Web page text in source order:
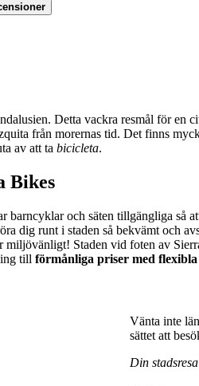
Detta vackra resmål för
från morernas tid. Det finns
av att ta bicicleta.
Bikes
och säten tillgängliga så
dig runt i staden så bekvämt och
Staden vid foten av
till förmånliga priser med
Vänta inte
sättet att
Din